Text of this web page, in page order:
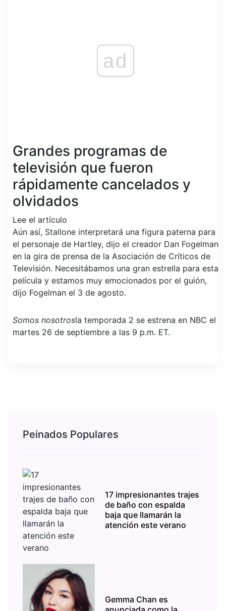
ad
Grandes programas de
televisión que fueron
rápidamente cancelados y
olvidados
Lee el artículo
Aún así, Stallone interpretará una figura paterna para
el personaje de Hartley, dijo el creador Dan Fogelman
en la gira de prensa de la Asociación de Críticos de
Televisión. Necesitábamos una gran estrella para esta
película y estamos muy emocionados por el guión,
dijo Fogelman el 3 de agosto.
Somos nosotrosla temporada 2 se estrena en NBC el
martes 26 de septiembre a las 9 p.m. ET.
Peinados Populares
17 impresionantes trajes
de baño con espalda
baja que llamarán la
atención este verano
Gemma Chan es